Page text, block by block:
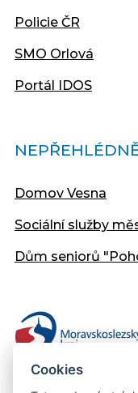
Policie ČR
SMO Orlová
Portál IDOS
Domov Vesna
Sociální služby
Dům seniorů
Cookies